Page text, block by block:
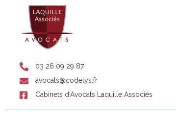
03 26 09 29 87
avocats@codelys.fr
Cabinets d'Avocats Laquille Associés